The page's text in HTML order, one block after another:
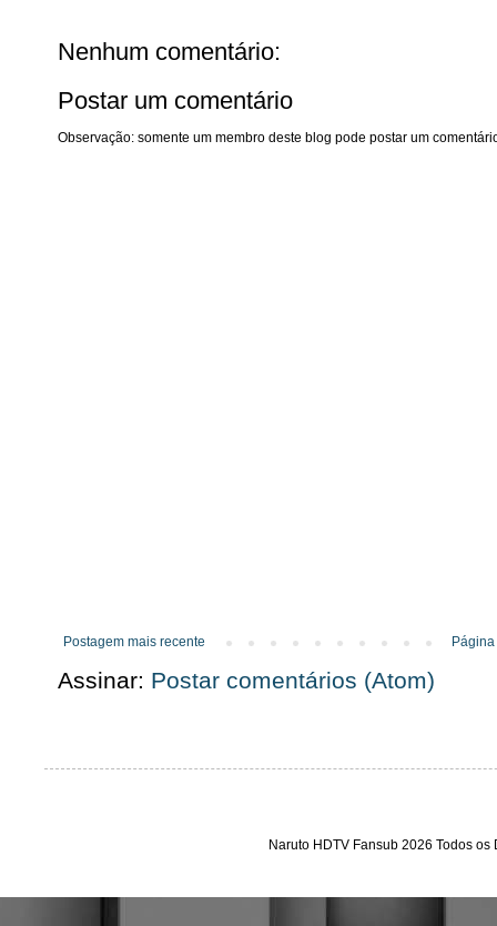
Nenhum comentário:
Postar um comentário
Observação: somente um membro deste blog pode postar um
Postagem mais recente
Assinar: Postar comentários (Atom)
Naruto HDTV Fansub 2026 Todos